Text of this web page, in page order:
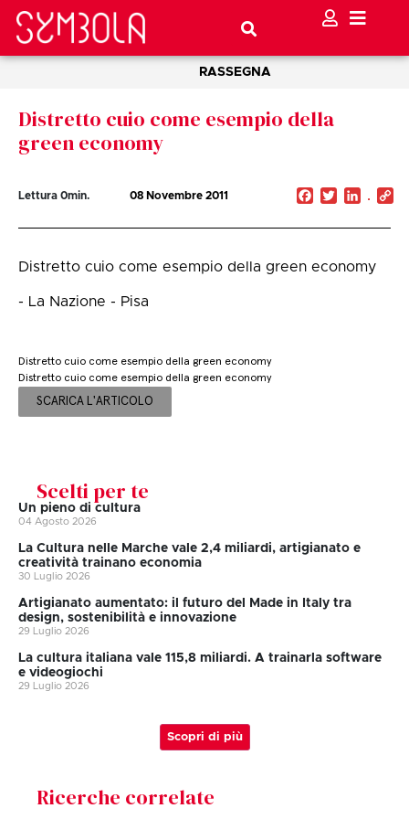
RASSEGNA
Distretto cuio come esempio della
green economy
Lettura 0min. 08 Novembre 2011 Facebook
Twitter
Distretto cuio come esempio della green economy
- La Nazione - Pisa
Distretto cuio come esempio della green economy
Distretto cuio come esempio della green economy
SCARICA L'ARTICOLO
Scelti per te
Un pieno di cultura
04 Agosto 2026
La Cultura nelle Marche vale 2,4 miliardi, artigianato e
creatività trainano economia
30 Luglio 2026
Artigianato aumentato: il futuro del Made in Italy tra
design, sostenibilità e innovazione
29 Luglio 2026
La cultura italiana vale 115,8 miliardi. A trainarla software
e videogiochi
29 Luglio 2026
Scopri di più
Ricerche correlate